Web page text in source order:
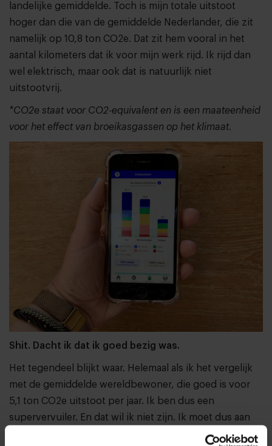
landelijke gemiddelde. Toch is mijn totale uitstoot
hoger dan die van de gemiddelde Nederlander, die zit
namelijk op 10,8 ton CO2e. Dat zit hem vooral in het
aantal kilometers dat ik voor mijn werk rijd. Ik rijd dan
wel elektrisch, maar ook dat is natuurlijk niet
uitstootvrij.
*CO2e staat voor CO2-equivalent en is een maateenheid
voor het effect van broeikasgassen op het klimaat.
Shit. Dacht ik dat ik goed bezig was.
Het tegendeel blijkt waar. Helemaal als ik het vergelijk
met de gemiddelde wereldbewoner, die goed is voor
5,1 ton CO2e uitstoot per jaar. Ik ben dus een
supervervuiler. En dat wil ik niet zijn. Ik moet dus aan
de bak om mijn CO2-uitstoot naar beneden te brengen.